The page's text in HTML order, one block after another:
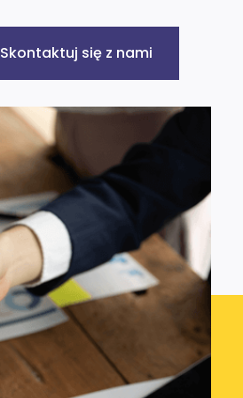
Cyberbezpieczeństwo
Skontaktuj się z nami